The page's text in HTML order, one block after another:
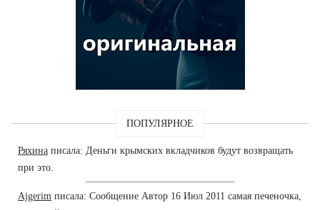
ПОПУЛЯРНОЕ
Ряхина писала: Деньги крымских вкладчиков будут возвращать
при это.
Ajgerim писала: Сообщение Автор 16 Июл 2011 самая печеночка,